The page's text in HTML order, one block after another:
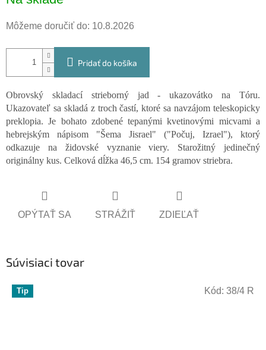
cena:
Môžeme doručiť do: 10.8.2026
Pridať do košíka
Obrovský skladací strieborný jad - ukazovátko na Tóru.
Ukazovateľ sa skladá z troch častí, ktoré sa navzájom teleskopicky
preklopia. Je bohato zdobené tepanými kvetinovými micvami a
hebrejským nápisom "Šema Jisrael" ("Počuj, Izrael"), ktorý
odkazuje na židovské vyznanie viery. Starožitný jedinečný
originálny kus. Celková dĺžka 46,5 cm. 154 gramov striebra.
OPÝTAŤ SA STRÁŽIŤ ZDIEĽAŤ
Súvisiaci tovar
Tip Kód: 38/4 R